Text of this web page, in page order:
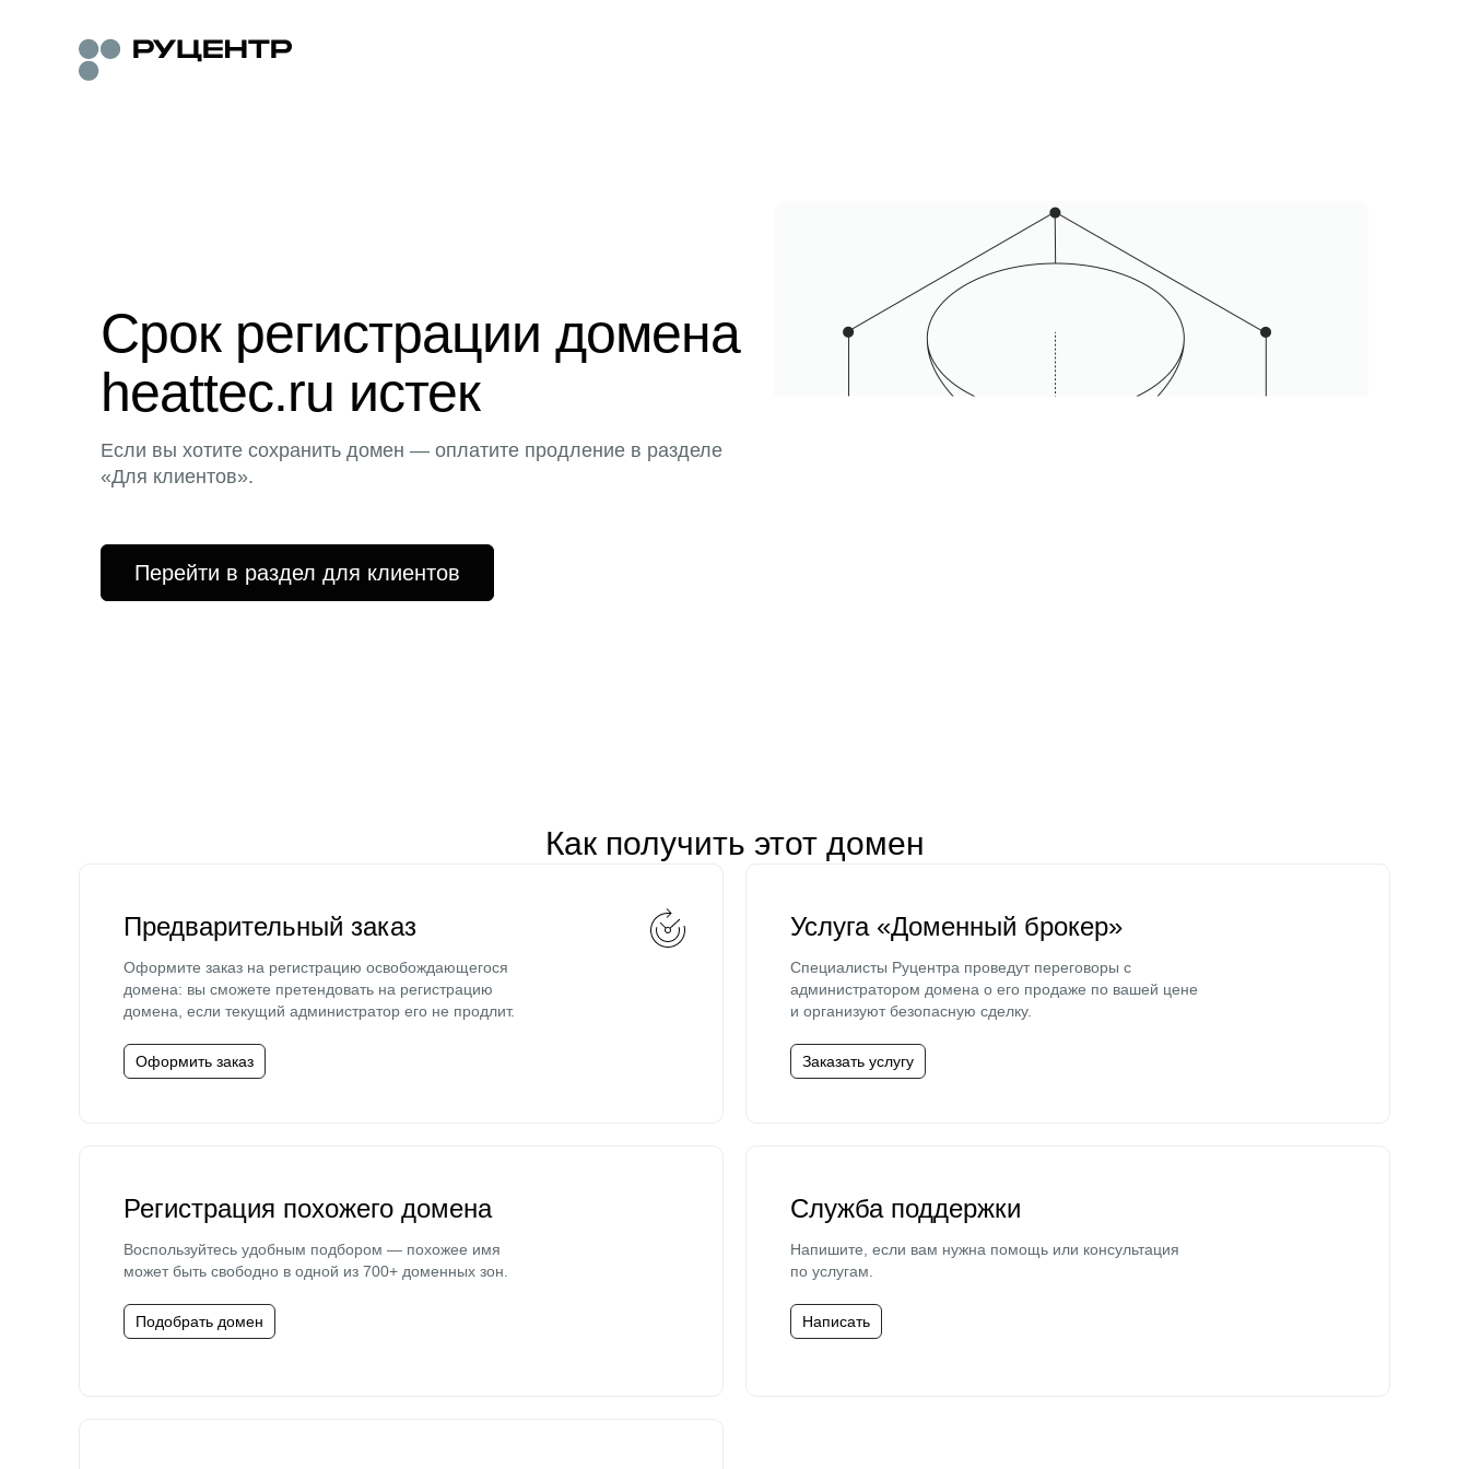
Срок регистрации домена
heattec.ru истек
Если вы хотите сохранить домен — оплатите продление в разделе
«Для клиентов».
Перейти в раздел для клиентов
Как получить этот домен
Предварительный заказ
Оформите заказ на регистрацию освобождающегося
домена: вы сможете претендовать на регистрацию
домена, если текущий администратор его не продлит.
Оформить заказ
Услуга «Доменный брокер»
Специалисты Руцентра проведут переговоры с
администратором домена о его продаже по вашей цене
и организуют безопасную сделку.
Заказать услугу
Регистрация похожего домена
Воспользуйтесь удобным подбором — похожее имя
может быть свободно в одной из 700+ доменных зон.
Подобрать домен
Служба поддержки
Напишите, если вам нужна помощь или консультация
по услугам.
Написать